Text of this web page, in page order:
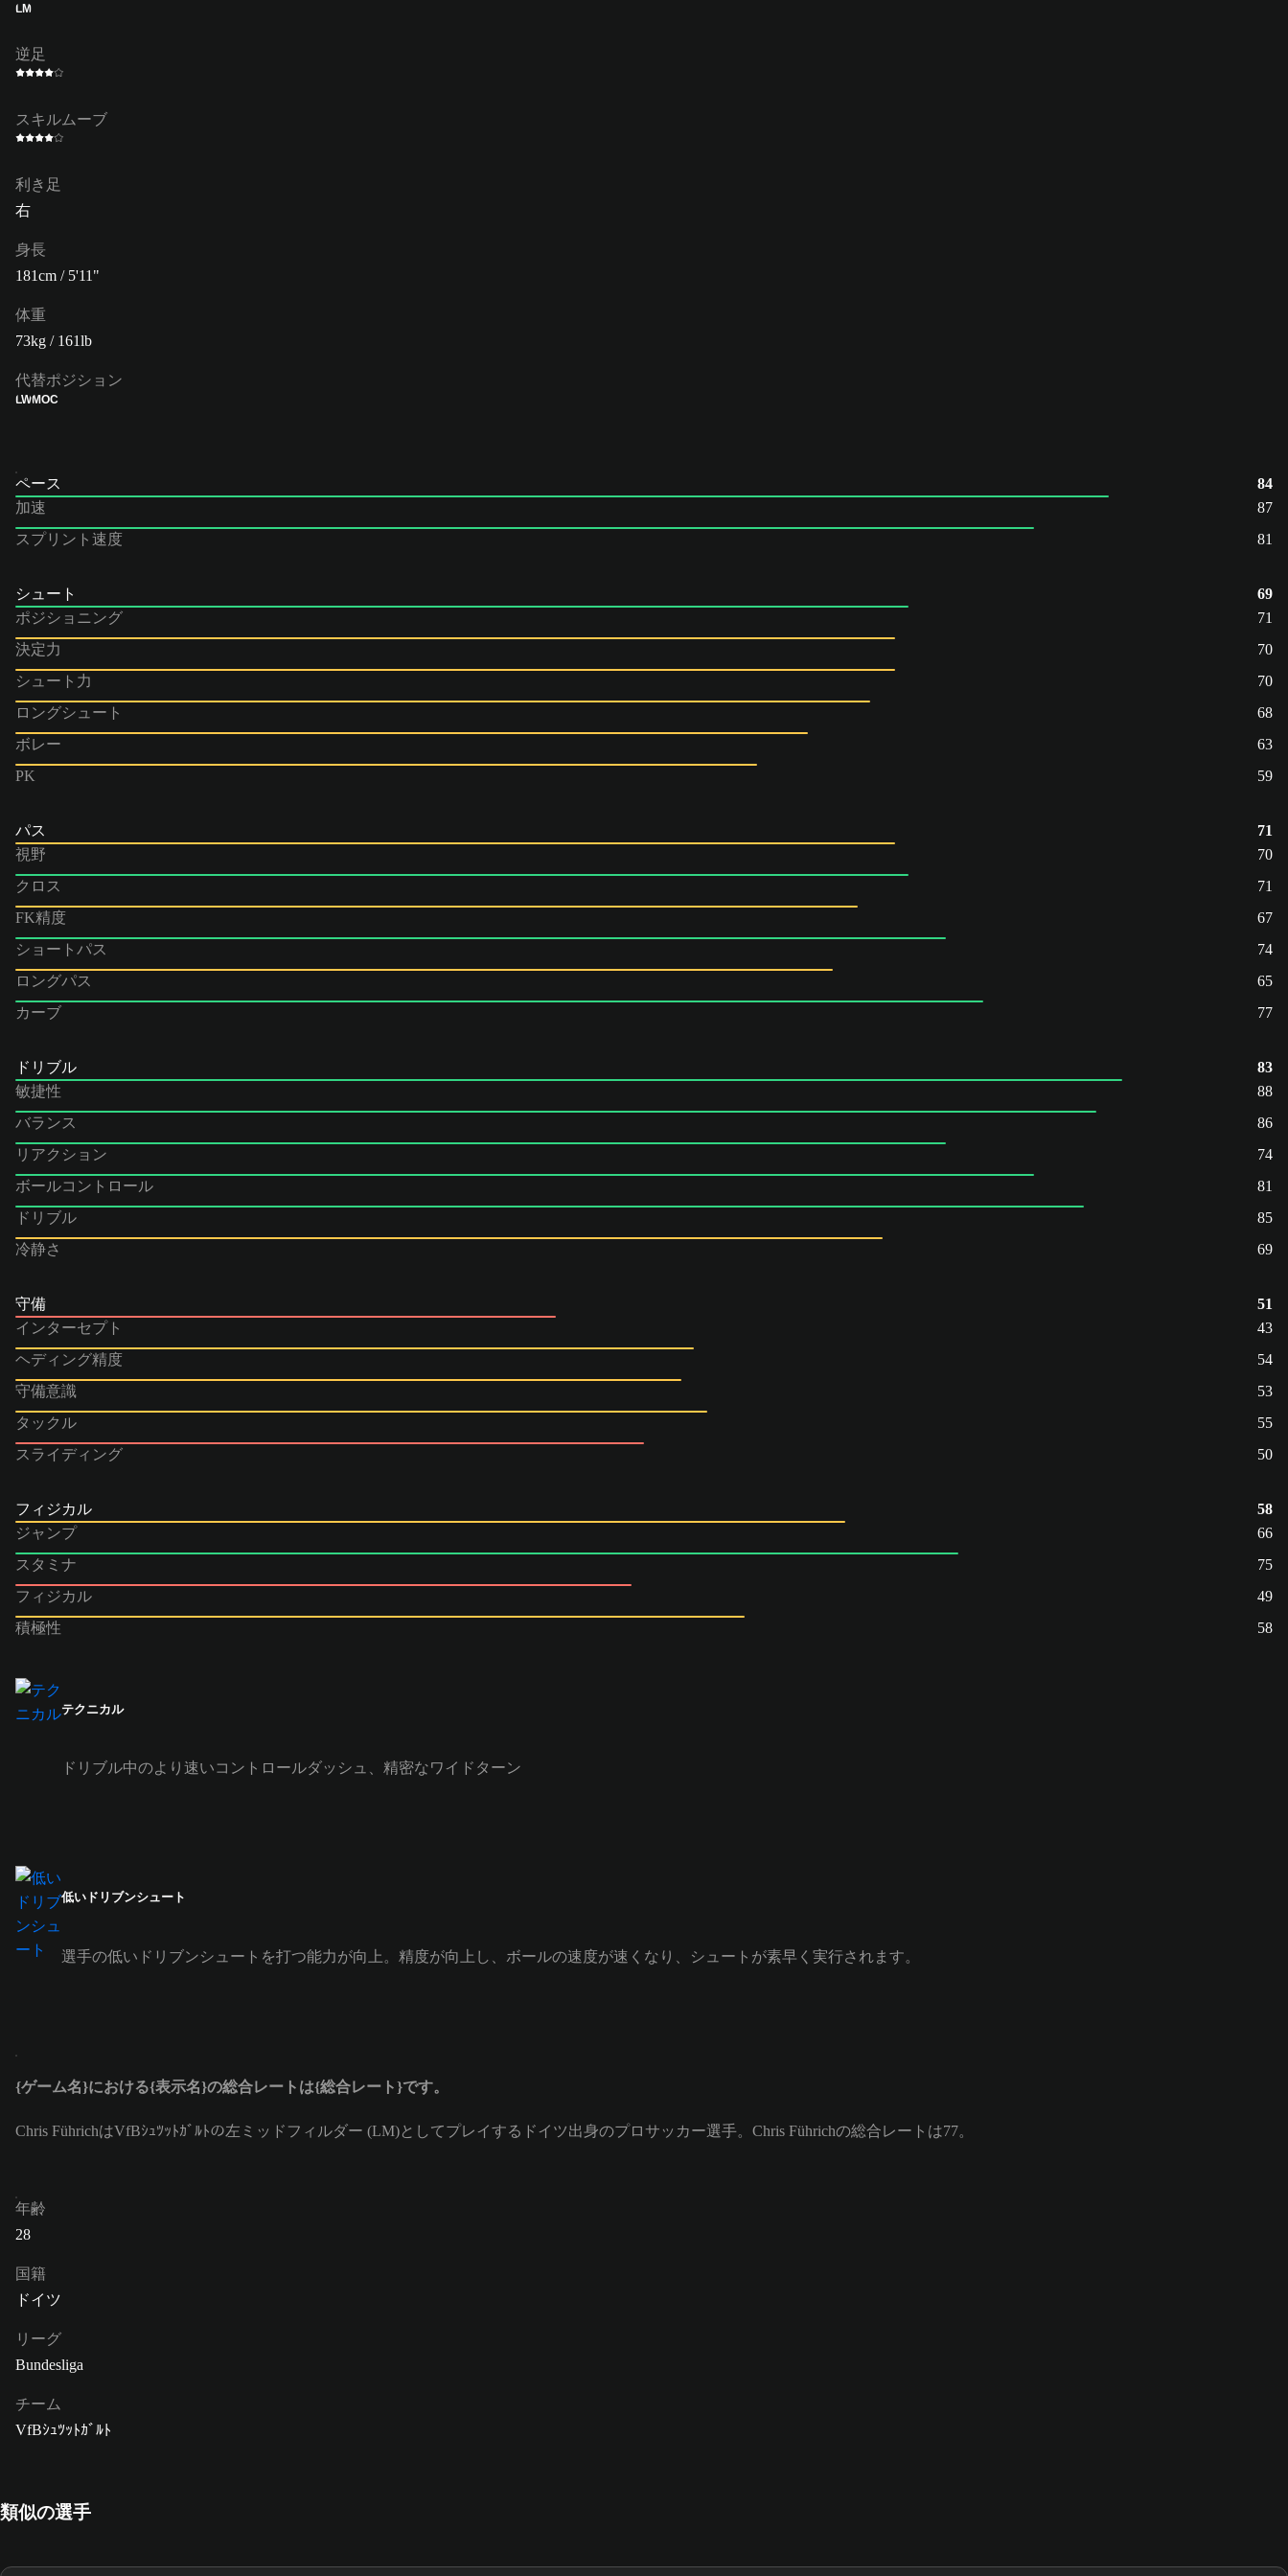
LM
逆足
スキルムーブ
利き足
右
身長
181cm / 5'11"
体重
73kg / 161lb
代替ポジション
LWMOC
ペース
84
加速
87
スプリント速度
81
シュート
69
ポジショニング
71
決定力
70
シュート力
70
ロングシュート
68
ボレー
63
PK
59
パス
71
視野
70
クロス
71
FK精度
67
ショートパス
74
ロングパス
65
カーブ
77
ドリブル
83
敏捷性
88
バランス
86
リアクション
74
ボールコントロール
81
ドリブル
85
冷静さ
69
守備
51
インターセプト
43
ヘディング精度
54
守備意識
53
タックル
55
スライディング
50
フィジカル
58
ジャンプ
66
スタミナ
75
フィジカル
49
積極性
58
テクニカル
ドリブル中のより速いコントロールダッシュ、精密なワイドターン
低いドリブンシュート
選手の低いドリブンシュートを打つ能力が向上。精度が向上し、ボールの速度が速くなり、シュートが素早く実行されます。
{ゲーム名}における{表示名}の総合レートは{総合レート}です。
Chris FührichはVfBｼｭﾂｯﾄｶﾞﾙﾄの左ミッドフィルダー (LM)としてプレイするドイツ出身のプロサッカー選手。Chris Führichの総合レートは77。
年齢
28
国籍
ドイツ
リーグ
Bundesliga
チーム
VfBｼｭﾂｯﾄｶﾞﾙﾄ
類似の選手